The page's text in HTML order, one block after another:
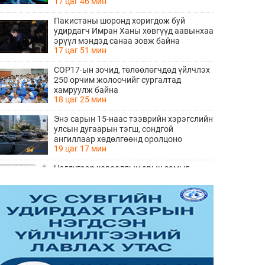
Пакистаны шоронд хоригдож буй
удирдагч Имран Ханы хөвгүүд аавынхаа
эрүүл мэндэд санаа зовж байна
17 цаг 51 мин
COP17-ын зочид, төлөөлөгчдөд үйлчлэх
250 орчим жолоочийг сургалтад
хамруулж байна
18 цаг 25 мин
Энэ сарын 15-наас тээврийн хэрэгслийн
улсын дугаарын тэгш, сондгой
ангиллаар хөдөлгөөнд оролцоно
19 цаг 17 мин
Нэгдүгээр хорооллын арын замыг
хааж, борооны ус зайлуулах шугамын
хөндлөн сэтэлгээ хийнэ
19 цаг 18 мин
“Туул усан цогцолбор” төслийн
нэгдүгээр шатны ТЭЗҮ-ийг
боловсруулах ажил 90 хувийн
гүйцэтгэлтэй байна
19 цаг 20 мин